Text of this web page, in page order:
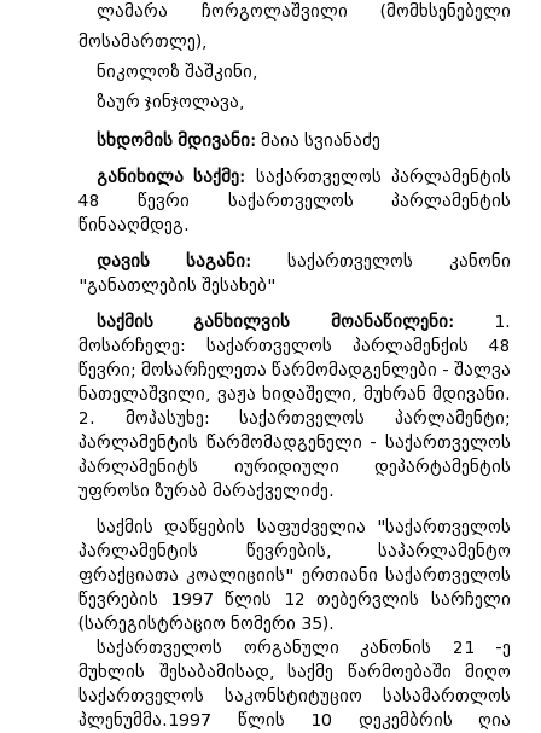
ლამარა ჩორგოლაშვილი (მომხსენებელი
მოსამართლე),
ნიკოლოზ შაშკინი,
ზაურ ჯინჯოლავა,
სხდომის მდივანი: მაია სვიანაძე
განიხილა საქმე: საქართველოს პარლამენტის
48 წევრი საქართველოს პარლამენტის
წინააღმდეგ.
დავის საგანი: საქართველოს კანონი
"განათლების შესახებ"
საქმის განხილვის მოანაწილენი:
1.
მოსარჩელე: საქართველოს პარლამენქის 48
წევრი; მოსარჩელეთა წარმომადგენლები - შალვა
ნათელაშვილი, ვაჟა ხიდაშელი, მუხრან მდივანი.
2. მოპასუხე: საქართველოს პარლამენტი;
პარლამენტის წარმომადგენელი - საქართველოს
პარლამენიტს იურიდიული დეპარტამენტის
უფროსი ზურაბ მარაქველიძე.
საქმის დაწყების საფუძველია "საქართველოს
პარლამენტის წევრების, საპარლამენტო
ფრაქციათა კოალიციის" ერთიანი საქართველოს
წევრების 1997 წლის 12 თებერვლის სარჩელი
(სარეგისტრაციო ნომერი 35).
საქართველოს ორგანული კანონის 21 -ე
მუხლის შესაბამისად, საქმე წარმოებაში მიღო
საქართველოს საკონსტიტუციო სასამართლოს
პლენუმმა.1997 წლის 10 დეკემბრის ღია